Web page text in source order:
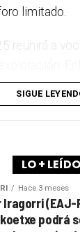
limitado.
reunirá a
,
Pipi
en
años, la
en
SIGUE
LO + LEÍDO
Hace 3 meses
Iragorri (EAJ-
podrá